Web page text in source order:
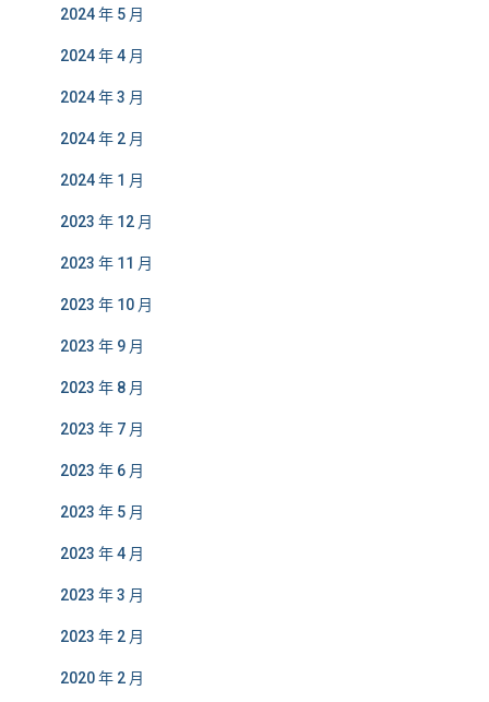
2024 年 5 月
2024 年 4 月
2024 年 3 月
2024 年 2 月
2024 年 1 月
2023 年 12 月
2023 年 11 月
2023 年 10 月
2023 年 9 月
2023 年 8 月
2023 年 7 月
2023 年 6 月
2023 年 5 月
2023 年 4 月
2023 年 3 月
2023 年 2 月
2020 年 2 月